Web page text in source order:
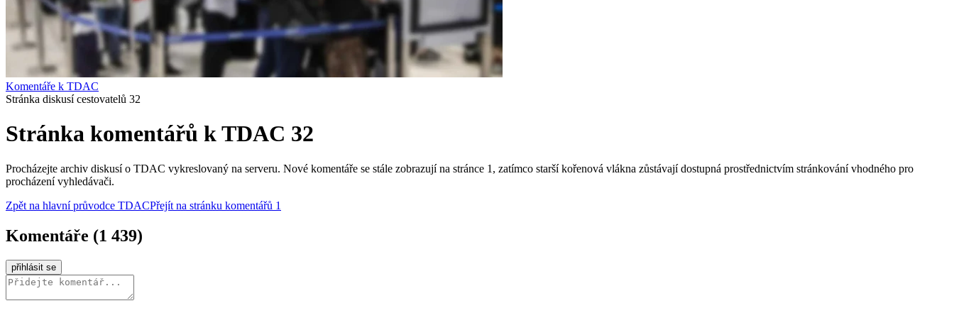
Komentáře k TDAC
Stránka diskusí cestovatelů 32
Stránka komentářů k TDAC 32
Procházejte archiv diskusí o TDAC vykreslovaný na serveru. Nové komentáře se stále zobrazují na stránce 1, zatímco starší kořenová vlákna zůstávají dostupná prostřednictvím stránkování vhodného pro
procházení vyhledávači.
Zpět na hlavní průvodce TDACPřejít na stránku komentářů 1
Komentáře (1 439)
přihlásit se